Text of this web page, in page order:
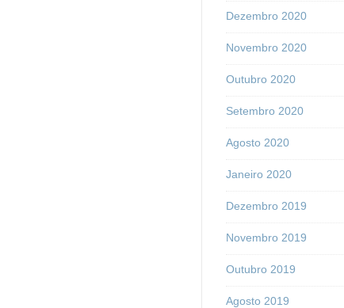
Dezembro 2020
Novembro 2020
Outubro 2020
Setembro 2020
Agosto 2020
Janeiro 2020
Dezembro 2019
Novembro 2019
Outubro 2019
Agosto 2019